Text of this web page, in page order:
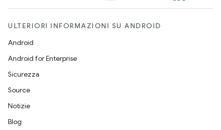
ULTERIORI INFORMAZIONI SU ANDROID
Android
Android for Enterprise
Sicurezza
Source
Notizie
Blog